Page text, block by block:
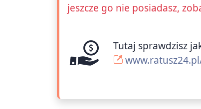
jeszcze go nie posiadasz,
Tutaj sprawdzisz